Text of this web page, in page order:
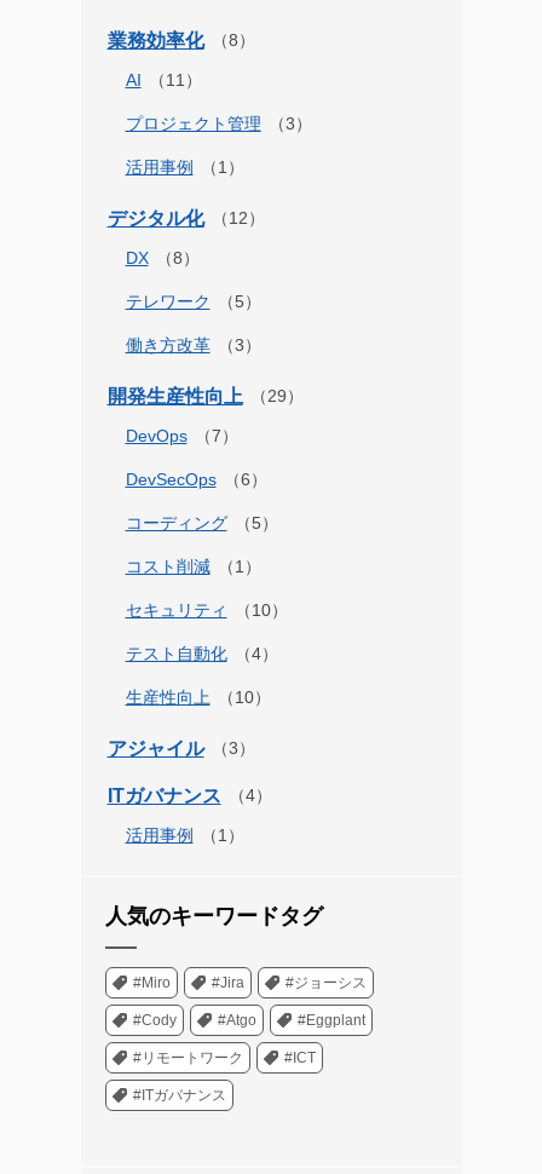
業務効率化
AI
プロジェクト管理
活用事例
デジタル化
DX
テレワーク
働き方改革
開発生産性向上
DevOps
DevSecOps
コーディング
コスト削減
セキュリティ
テスト自動化
生産性向上
アジャイル
ITガバナンス
活用事例
人気のキーワードタグ
#Miro #Jira #ジョーシス
#Cody #Atgo #Eggplant
#リモートワーク #ICT
#ITガバナンス